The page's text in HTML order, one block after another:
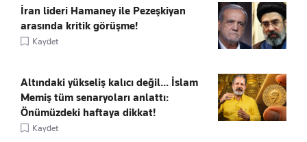
İran lideri Hamaney ile Pezeşkiyan
arasında kritik görüşme!
Kaydet
Altındaki yükseliş kalıcı değil... İslam
Memiş tüm senaryoları anlattı:
Önümüzdeki haftaya dikkat!
Kaydet